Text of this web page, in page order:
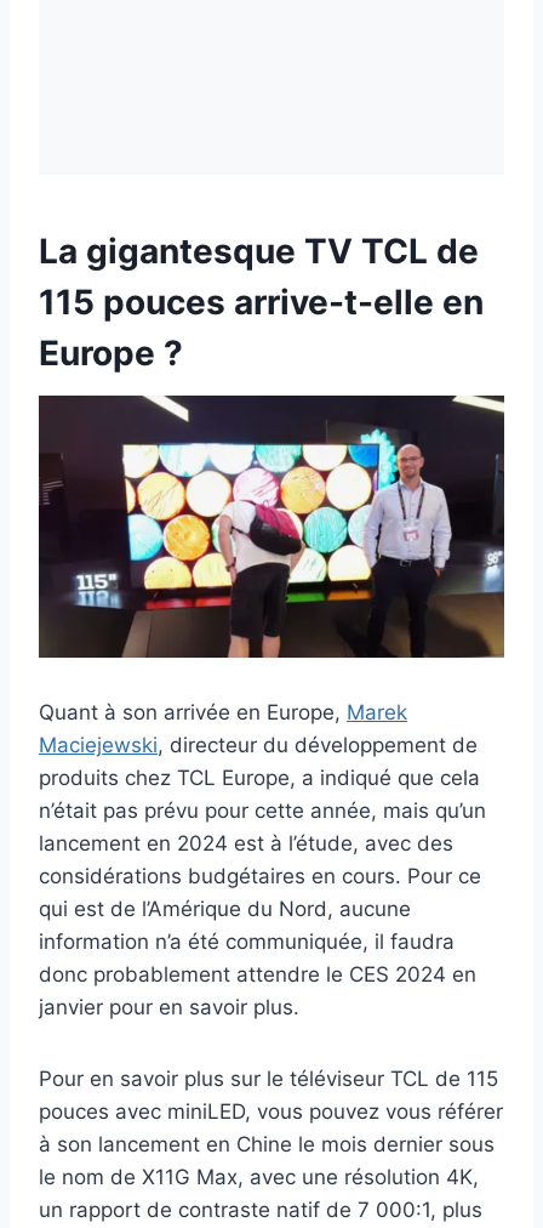
La gigantesque TV TCL de
115 pouces arrive-t-elle en
Europe ?
Quant à son arrivée en Europe, Marek
Maciejewski, directeur du développement de
produits chez TCL Europe, a indiqué que cela
n’était pas prévu pour cette année, mais qu’un
lancement en 2024 est à l’étude, avec des
considérations budgétaires en cours. Pour ce
qui est de l’Amérique du Nord, aucune
information n’a été communiquée, il faudra
donc probablement attendre le CES 2024 en
janvier pour en savoir plus.
Pour en savoir plus sur le téléviseur TCL de 115
pouces avec miniLED, vous pouvez vous référer
à son lancement en Chine le mois dernier sous
le nom de X11G Max, avec une résolution 4K,
un rapport de contraste natif de 7 000:1, plus